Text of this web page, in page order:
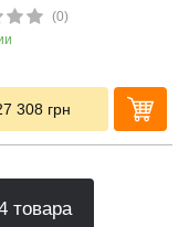
(0)
308 грн
товара